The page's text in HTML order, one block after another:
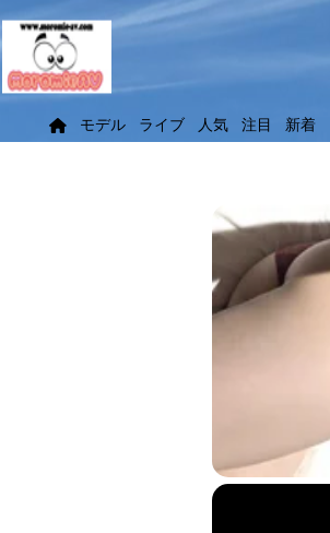
モデル ライブ 人気 注目 新着